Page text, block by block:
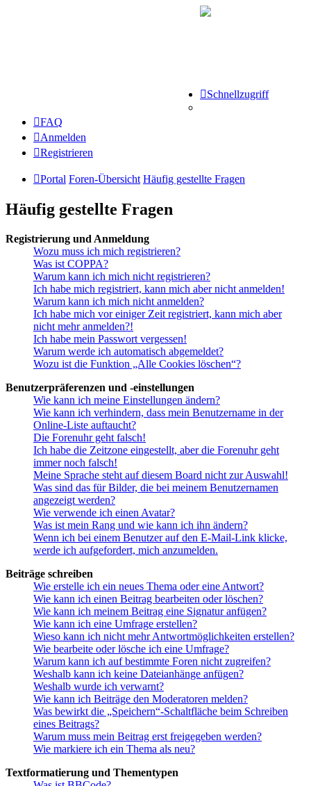
Schnellzugriff
FAQ
Anmelden
Registrieren
Portal Foren-Übersicht Häufig gestellte Fragen
Häufig gestellte Fragen
Registrierung und Anmeldung
Wozu muss ich mich registrieren?
Was ist COPPA?
Warum kann ich mich nicht registrieren?
Ich habe mich registriert, kann mich aber nicht anmelden!
Warum kann ich mich nicht anmelden?
Ich habe mich vor einiger Zeit registriert, kann mich aber
nicht mehr anmelden?!
Ich habe mein Passwort vergessen!
Warum werde ich automatisch abgemeldet?
Wozu ist die Funktion „Alle Cookies löschen“?
Benutzerpräferenzen und -einstellungen
Wie kann ich meine Einstellungen ändern?
Wie kann ich verhindern, dass mein Benutzername in der
Online-Liste auftaucht?
Die Forenuhr geht falsch!
Ich habe die Zeitzone eingestellt, aber die Forenuhr geht
immer noch falsch!
Meine Sprache steht auf diesem Board nicht zur Auswahl!
Was sind das für Bilder, die bei meinem Benutzernamen
angezeigt werden?
Wie verwende ich einen Avatar?
Was ist mein Rang und wie kann ich ihn ändern?
Wenn ich bei einem Benutzer auf den E-Mail-Link klicke,
werde ich aufgefordert, mich anzumelden.
Beiträge schreiben
Wie erstelle ich ein neues Thema oder eine Antwort?
Wie kann ich einen Beitrag bearbeiten oder löschen?
Wie kann ich meinem Beitrag eine Signatur anfügen?
Wie kann ich eine Umfrage erstellen?
Wieso kann ich nicht mehr Antwortmöglichkeiten erstellen?
Wie bearbeite oder lösche ich eine Umfrage?
Warum kann ich auf bestimmte Foren nicht zugreifen?
Weshalb kann ich keine Dateianhänge anfügen?
Weshalb wurde ich verwarnt?
Wie kann ich Beiträge den Moderatoren melden?
Was bewirkt die „Speichern“-Schaltfläche beim Schreiben
eines Beitrags?
Warum muss mein Beitrag erst freigegeben werden?
Wie markiere ich ein Thema als neu?
Textformatierung und Thementypen